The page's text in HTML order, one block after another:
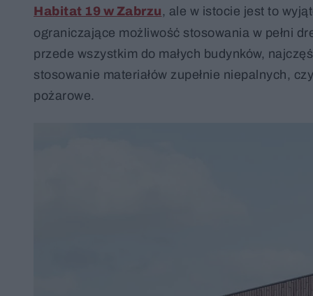
Habitat 19 w Zabrzu , ale w istocie jest to
ograniczające możliwość stosowania w pełni
przede wszystkim do małych budynków,
stosowanie materiałów zupełnie niepalnych,
pożarowe.